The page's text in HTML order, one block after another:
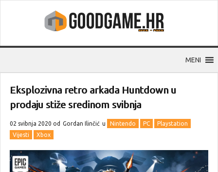
MENI
Eksplozivna retro arkada Huntdown u
prodaju stiže sredinom svibnja
02 svibnja 2020 od Gordan Ilinčić u Nintendo PC
Playstation
Vijesti
Xbox